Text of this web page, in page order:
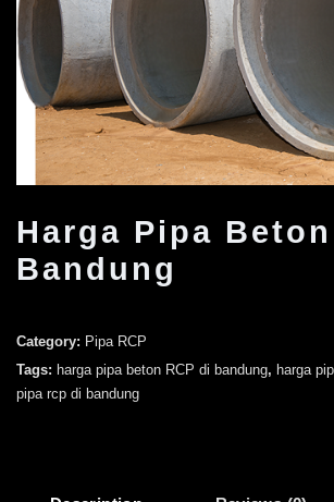
Harga Pipa Beton
Bandung
Category: Pipa RCP
Tags: harga pipa beton RCP di bandung, harga
pipa rcp di bandung